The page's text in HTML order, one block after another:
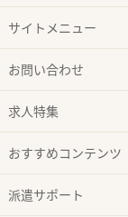
サイトメニュー
お問い合わせ
求人特集
おすすめコンテンツ
派遣サポート